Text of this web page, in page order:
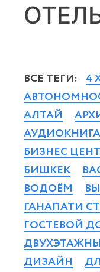
ВСЕ ТЕГИ:
4
АЛТАЙ
АУДИОКНИГА
БИЗНЕС
БИШКЕК
ВОДОЁМ
ГАНАПАТИ
ГОСТЕВОЙ
ДИЗАЙН